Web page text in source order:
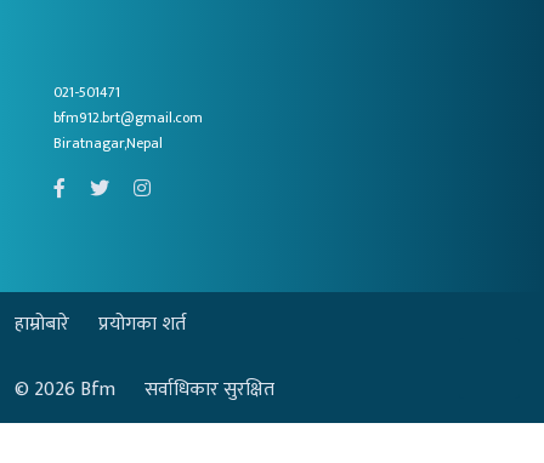
021-501471
bfm912.brt@gmail.com
Biratnagar,Nepal
हाम्रोबारे
प्रयोगका शर्त
© 2026Bfm सर्वाधिकार सुरक्षित